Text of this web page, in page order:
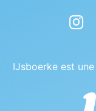
IJsboerke est